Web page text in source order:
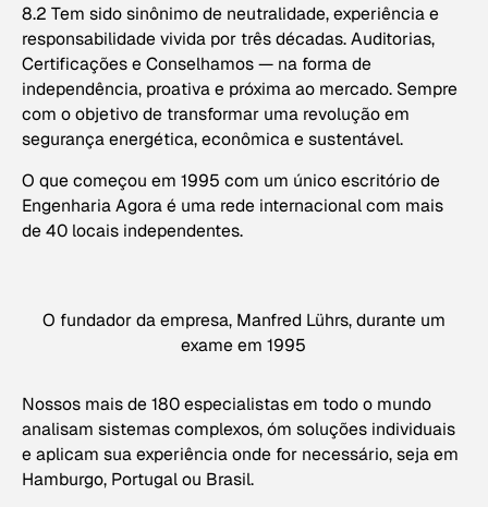
8.2 Tem sido sinônimo de neutralidade, experiência e
responsabilidade vivida por três décadas. Auditorias,
Certificações e Conselhamos — na forma de
independência, proativa e próxima ao mercado. Sempre
com o objetivo de transformar uma revolução em
segurança energética, econômica e sustentável.
O que começou em 1995 com um único escritório de
Engenharia Agora é uma rede internacional com mais
de 40 locais independentes.
O fundador da empresa, Manfred Lührs, durante um
exame em 1995
Nossos mais de 180 especialistas em todo o mundo
analisam sistemas complexos, óm soluções individuais
e aplicam sua experiência onde for necessário, seja em
Hamburgo, Portugal ou Brasil.